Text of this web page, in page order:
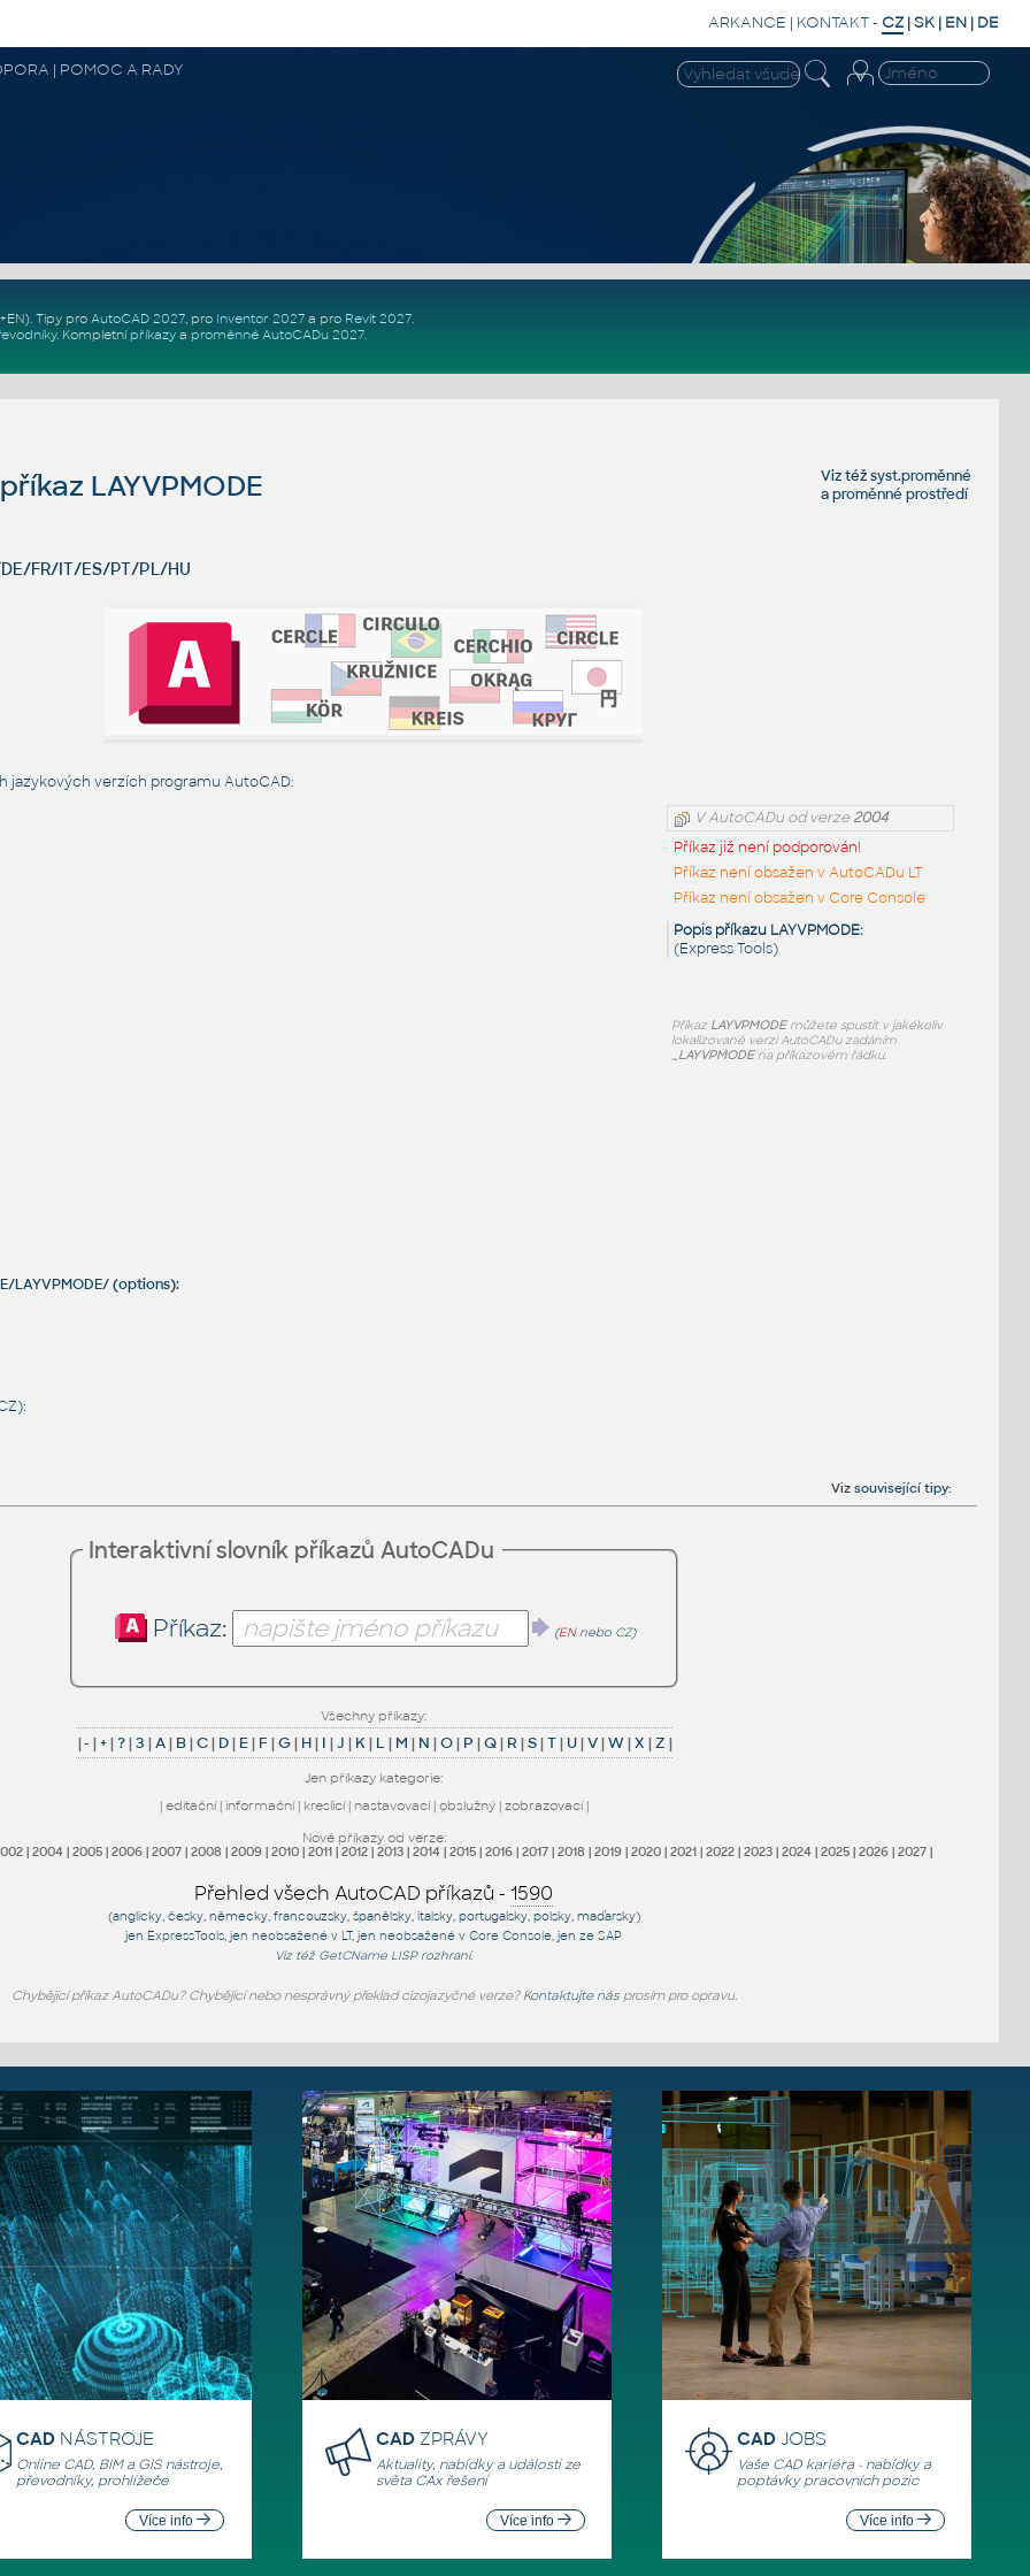
ARKANCE | KONTAKT- CZ |SK | EN | DE
| POMOC A RADY
. Tipy pro AutoCAD 2027, pro Inventor 2027a pro Revit 2027.
. Kompletní příkazya proměnné AutoCADu 2027.
Viz téžsyst.proměnné
aproměnné prostředí
LAYVPMODE
FR/IT/ES/PT/PL/HU
jazykových verzích programu AutoCAD:
V AutoCADu od verze2004
Příkaz již není podporován!
Příkaz není obsažen v AutoCADu LT
Příkaz není obsažen v Core Console
Popis příkazu LAYVPMODE:
(Express Tools)
Příkaz LAYVPMODEmůžete spustit v jakékoliv
lokalizované verzi AutoCADu zadáním
_LAYVPMODEna příkazovém řádku.
LAYVPMODE/ (options):
Vizsouvisející tipy:
Interaktivní slovník příkazů AutoCADu
Příkaz: (ENnebo CZ)
Všechny příkazy:
|- |+|?|3 |A| B|C| D| E| F |G| H| I |J | K| L | M | N |O| P |Q| R |S|T| U|V|W|X |Z |
Jen příkazy kategorie:
| editační| informační| kreslicí| nastavovací| obslužný| zobrazovací|
Nové příkazy od verze:
| 2004| 2005| 2006| 2007| 2008 | 2009| 2010| 2011| 2012| 2013| 2014| 2015| 2016| 2017| 2018 | 2019| 2020| 2021| 2022| 2023| 2024| 2025| 2026| 2027|
Přehled všech AutoCAD příkazů - 1590
(anglicky, česky, německy, francouzsky, španělsky, italsky, portugalsky, polsky, maďarsky)
jen ExpressTools, jenneobsažené v LT, jenneobsažené v Core Console, jenze SAP
Viz též GetCName LISP rozhraní.
Chybějící příkaz AutoCADu? Chybějící nebo nesprávný překlad cizojazyčné verze? Kontaktujte násprosím pro opravu.
CAD NÁSTROJE
Online CAD, BIM a GIS nástroje,
převodníky, prohlížeče
Více info
CAD ZPRÁVY
Aktuality, nabídky a události ze
světa CAx řešení
Více info
CADJOBS
Vaše CAD kariéra - nabídky a
poptávky pracovních pozic
Více info